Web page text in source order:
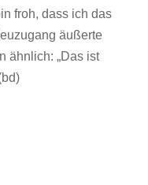
froh, dass ich das
äußerte
ähnlich: „Das ist